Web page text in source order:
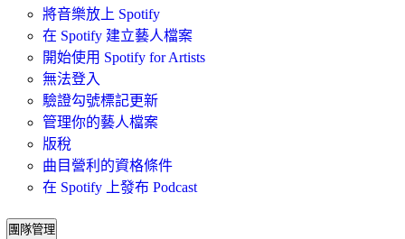
將音樂放上 Spotify
在 Spotify 建立藝人檔案
開始使用 Spotify for Artists
無法登入
驗證勾號標記更新
管理你的藝人檔案
版稅
曲目營利的資格條件
在 Spotify 上發布 Podcast
團隊管理